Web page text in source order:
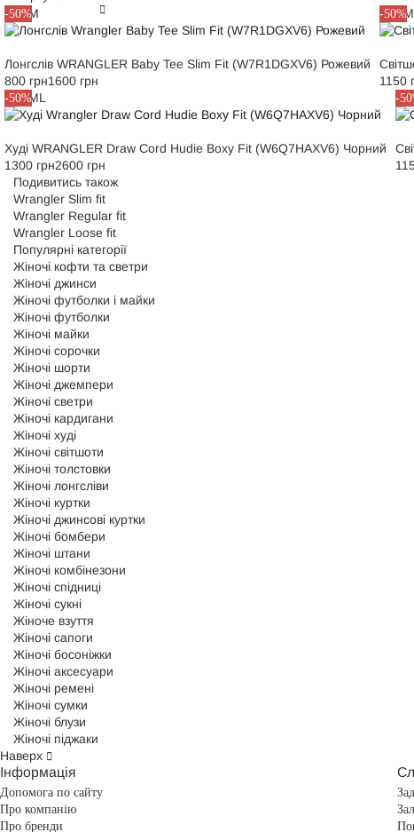
-50%
XSSM
Лонгслів WRANGLER Baby Tee Slim Fit (W7R1DGXV6) Рожевий
800 грн1600 грн
-50%
XSSM
1150
-50%
XSSML
Худі WRANGLER Draw Cord Hudie Boxy Fit (W6Q7HAXV6) Чорний
1300 грн2600 грн
-
XS
Подивитись також
Wrangler Slim fit
Wrangler Regular fit
Wrangler Loose fit
Популярні категорії
Жіночі кофти та светри
Жіночі джинси
Жіночі футболки і майки
Жіночі футболки
Жіночі майки
Жіночі сорочки
Жіночі шорти
Жіночі джемпери
Жіночі светри
Жіночі кардигани
Жіночі худі
Жіночі світшоти
Жіночі толстовки
Жіночі лонгсліви
Жіночі куртки
Жіночі джинсові куртки
Жіночі бомбери
Жіночі штани
Жіночі комбінезони
Жіночі спідниці
Жіночі сукні
Жіноче взуття
Жіночі сапоги
Жіночі босоніжки
Жіночі аксесуари
Жіночі ремені
Жіночі сумки
Жіночі блузи
Жіночі піджаки
Наверх
Інформація
Допомога по сайту
Про компанію
Про бренди